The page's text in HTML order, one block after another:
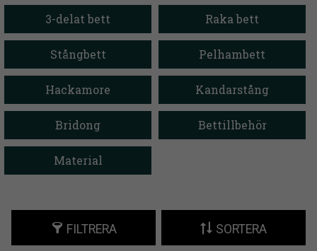
3-delat bett Raka bett
Stångbett Pelhambett
Hackamore Kandarstång
Bridong Bettillbehör
Material
FILTRERA SORTERA